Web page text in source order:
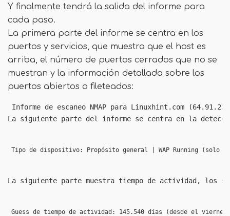
Y finalmente tendrá la salida del informe para
cada paso.
La primera parte del informe se centra en los
puertos y servicios, que muestra que el host es
arriba, el número de puertos cerrados que no se
muestran y la información detallada sobre los
puertos abiertos o fileteados:
Informe de escaneo NMAP para Linuxhint.com
La siguiente parte del informe se centra en la
Tipo de dispositivo: Propósito general | WAP Running (solo
La siguiente parte muestra tiempo de actividad,
Guess de tiempo de actividad: 145.540 días (desde el viernes